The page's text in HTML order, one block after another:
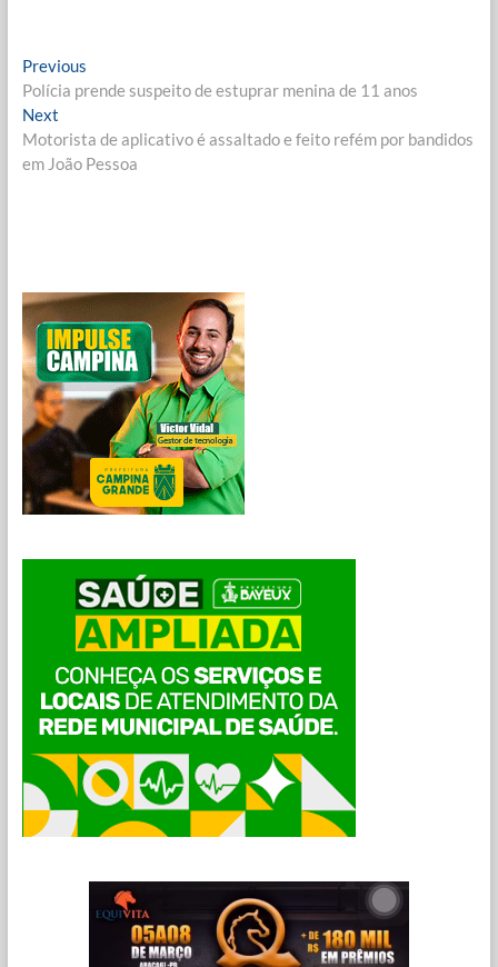
Navegação
de
Post
PreviousPrevious
post:
Polícia prende suspeito de estuprar menina de 11 anos
NextNext
post:
Motorista de aplicativo é assaltado e feito refém por bandidos
em João Pessoa